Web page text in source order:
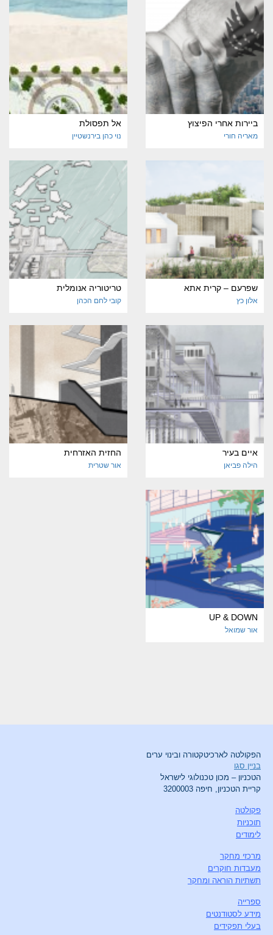
ביירות אחרי הפיצוץ
מאריה חורי
אל תפסולת
נוי כהן בירנשטיין
שפרעם – קרית אתא
אלון כץ
טריטוריה אנומלית
קובי לחם הכהן
איים בעיר
הילה פביאן
החזית האזרחית
אור שטרית
UP & DOWN
אור שמואל
הפקולטה לארכיטקטורה ובינוי ערים
בניין סגו
הטכניון – מכון טכנולוגי לישראל
קריית הטכניון, חיפה 3200003
פקולטה
תוכניות
לימודים
מרכזי מחקר
מעבדות חוקרים
תשתיות הוראה ומחקר
ספרייה
מידע לסטודנטים
בעלי תפקידים